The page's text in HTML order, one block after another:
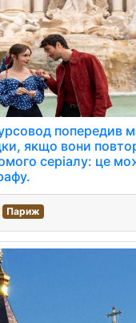
попередив
якщо вони
серіалу: це
Париж